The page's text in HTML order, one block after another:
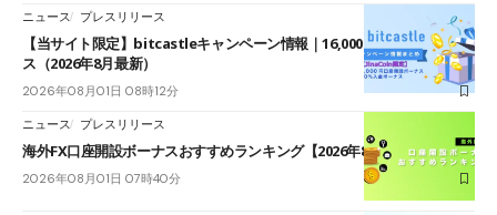
ニュース プレスリリース
【当サイト限定】bitcastleキャンペーン情報｜16,000円口座開設ボーナ
ス（2026年8月最新）
2026年08月01日 08時12分
ニュース プレスリリース
海外FX口座開設ボーナスおすすめランキング【2026年8月最新】
2026年08月01日 07時40分